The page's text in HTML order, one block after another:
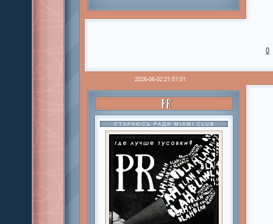
0
2026-06-02 21:07:01
PR
СТАРАЮСЬ РАДИ MIAMI CLUB